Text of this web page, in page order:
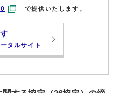
で提供いたします。
タルサイト